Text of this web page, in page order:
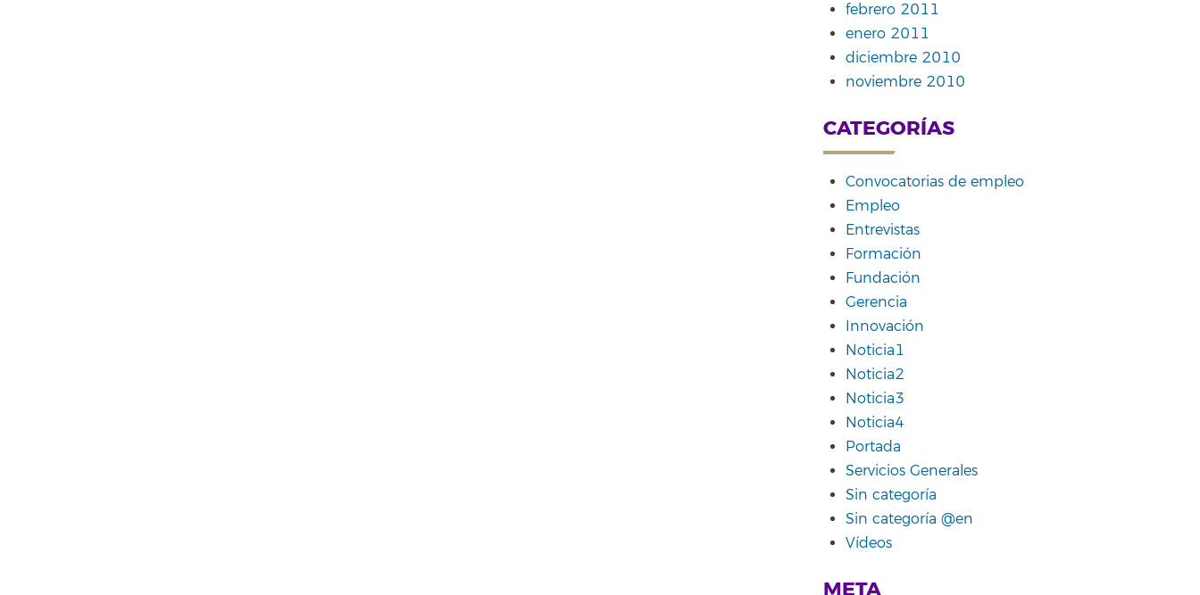
febrero 2011
enero 2011
diciembre 2010
noviembre 2010
CATEGORÍAS
Convocatorias de empleo
Empleo
Entrevistas
Formación
Fundación
Gerencia
Innovación
Noticia1
Noticia2
Noticia3
Noticia4
Portada
Servicios Generales
Sin categoría
Sin categoría @en
Vídeos
META